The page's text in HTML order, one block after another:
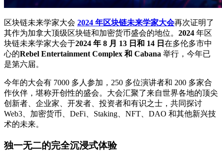
区块链未来学家大会 2024 年区块链未来学家大会再次证明了
其作为加拿大顶级区块链和加密货币盛会的地位。 2024 年区
块链未来学家大会于2024 年 8 月 13 日和 14 日 在多伦多市中
心的Rebel Entertainment Complex 和 Cabana 举行，今年已
是第六届。
今年的大会有 7000 多人参加，250 多位演讲者和 200 多家合
作伙伴，堪称开创性的盛会。大会汇聚了来自世界各地的顶尖
创新者、企业家、开发者、投资者和有识之士，共同探讨
Web3、加密货币、DeFi、Staking、NFT、DAO 和其他新兴技
术的未来。
独一无二的完全沉浸式体验